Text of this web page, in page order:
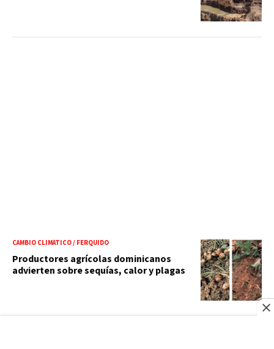
CAMBIO CLIMÁTICO / FERQUIDO
Productores agrícolas dominicanos
advierten sobre sequías, calor y plagas